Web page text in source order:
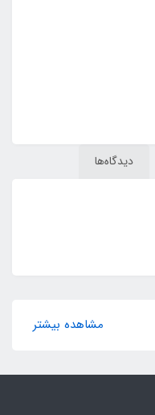
دیدگاه‌ها
مشاهده بیشتر